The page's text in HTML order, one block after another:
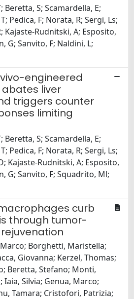
Beretta, S; Scamardella, E;
Pedica, F; Norata, R; Sergi, Ls;
Kajaste-Rudnitski, A; Esposito,
G; Sanvito, F; Naldini, L;
engineered
liver
triggers counter
limiting
Beretta, S; Scamardella, E;
Pedica, F; Norata, R; Sergi, Ls;
Kajaste-Rudnitski, A; Esposito,
G; Sanvito, F; Squadrito, Ml;
curb
through tumor-
Borghetti, Maristella;
Giovanna; Kerzel, Thomas;
Beretta, Stefano; Monti,
Silvia; Genua, Marco;
Tamara; Cristofori, Patrizia;